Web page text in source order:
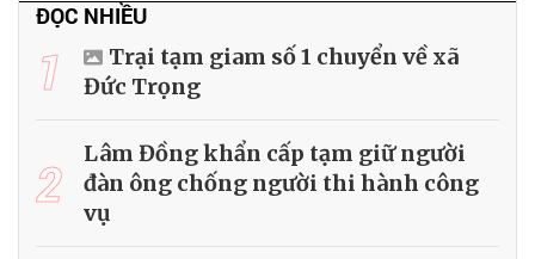
ĐỌC NHIỀU
1
Trại tạm giam số 1 chuyển về xã
Đức Trọng
2
Lâm Đồng khẩn cấp tạm giữ người
đàn ông chống người thi hành công
vụ